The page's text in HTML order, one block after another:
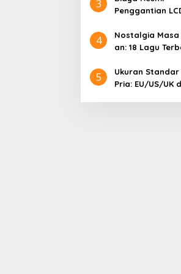
3
Penggantian
Lengkap dan
Terkini
4
Nostalgia
an: 18 Lagu
Menggetarkan
5
Ukuran Standar
Pria: EU/US/UK